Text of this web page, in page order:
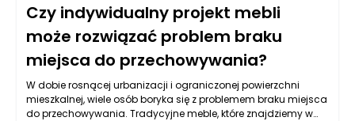
Czy indywidualny projekt mebli
może rozwiązać problem braku
miejsca do przechowywania?
W dobie rosnącej urbanizacji i ograniczonej powierzchni
mieszkalnej, wiele osób boryka się z problemem braku miejsca
do przechowywania. Tradycyjne meble, które znajdziemy w